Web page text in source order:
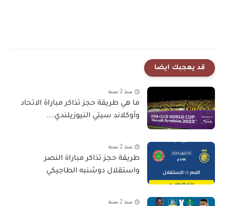
قد يعجبك ايضا
منذ 2 سنة
ما هي طريقة حجز تذاكر مباراة الاتحاد
وأوكلاند سيتي النيوزيلندي...
منذ 2 سنة
طريقة حجز تذاكر مباراة النصر
واستقلال دوشنبه الطاجيكي
منذ 2 سنة